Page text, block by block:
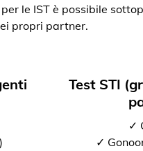
le IST è possibile
propri partner.
Test STI
✓
✓